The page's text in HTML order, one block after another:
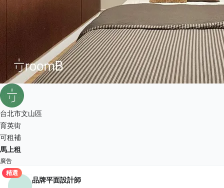
台北市文山區
育英街
可租補
馬上租
廣告
精選
品牌平面設計師